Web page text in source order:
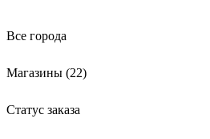
Все города
Магазины (22)
Статус заказа